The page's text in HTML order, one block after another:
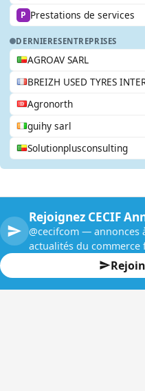
P Prestations de services
DERNIERESENTREPRISES
AGROAV SARL
BREIZH USED TYRES
Agronorth
guihy sarl
Solutionplusconsulting
Rejoignez CECIF
@cecifcom — annonces
actualités du commerce